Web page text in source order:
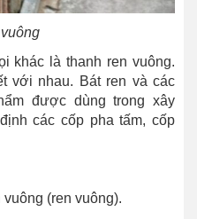
khác là thanh ren vuông.
với nhau. Bát ren và các
được dùng trong xây
các cốp pha tấm, cốp
(ren vuông).